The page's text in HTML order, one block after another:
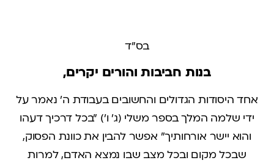
בס"ד
בנות חביבות והורים יקרים,
אחד היסודות הגדולים והחשובים בעבודת ה' נאמר על
ידי שלמה המלך בספר משלי (ג' ו') "בכל דרכיך דעהו
והוא יישר אורחותיך" אפשר להבין את כוונת הפסוק,
שבכל מקום ובכל מצב שבו נמצא האדם, למרות